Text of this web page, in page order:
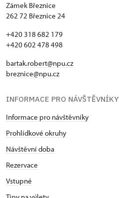
Zámek Březnice
262 72 Březnice 24
+420 318 682 179
+420 602 478 498
bartak.robert@npu.cz
breznice@npu.cz
INFORMACE PRO NÁVŠTĚVNÍKY
Informace pro návštěvníky
Prohlídkové okruhy
Návštěvní doba
Rezervace
Vstupné